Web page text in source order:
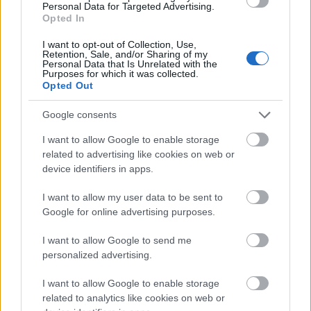
Personal Data for Targeted Advertising.
Opted In
I want to opt-out of Collection, Use,
Retention, Sale, and/or Sharing of my
Personal Data that Is Unrelated with the
Purposes for which it was collected.
Opted Out
Google consents
I want to allow Google to enable storage
related to advertising like cookies on web or
device identifiers in apps.
I want to allow my user data to be sent to
Google for online advertising purposes.
I want to allow Google to send me
personalized advertising.
I want to allow Google to enable storage
related to analytics like cookies on web or
közzé aRIA-Novosztyi hírét, amely szerint a Donyecki
Népköztársaság külügyi vezetője
világ közvéleményéhez,hogy minden erőfeszítést
tegyenek meg a Donyec-medence elleni kiterjedt tüzérségi
támadásokkal elkövetett tömeggyilkosságok ellen. Az
interneten közzétett dokumentum szerint
nehéztüzérséggel módszeresen lövik a városainkat”.
Később arról érkezett jelentés, hogy Donyeck városának
három központi kerületében, moszkvai idő szerint
megszűnt az áramellátásegy hatalmas belövés
nyomán. A tüzérségi támadás ezt követően sem hagyott
alább, de több helyen sikerült helyreállítani a szolgáltatást.
Atomháborút vizionáltak
Ilyen előzmények után aVoszkresznij Vecser
éjszakába nyúló orosz televíziós vitaműsor első felének
legtöbb résztvevője – befolyásos politikusok és szakértők
– drámai következtetésekre jutott.